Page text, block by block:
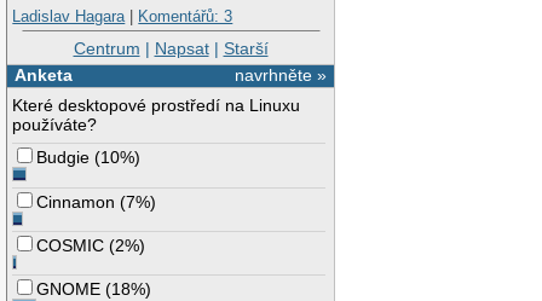
Ladislav Hagara| Komentářů: 3
Centrum | Napsat| Starší
navrhněte »
Anketa
Které desktopové prostředí na Linuxu
používáte?
Budgie (10%)
Cinnamon (7%)
COSMIC (2%)
GNOME (18%)